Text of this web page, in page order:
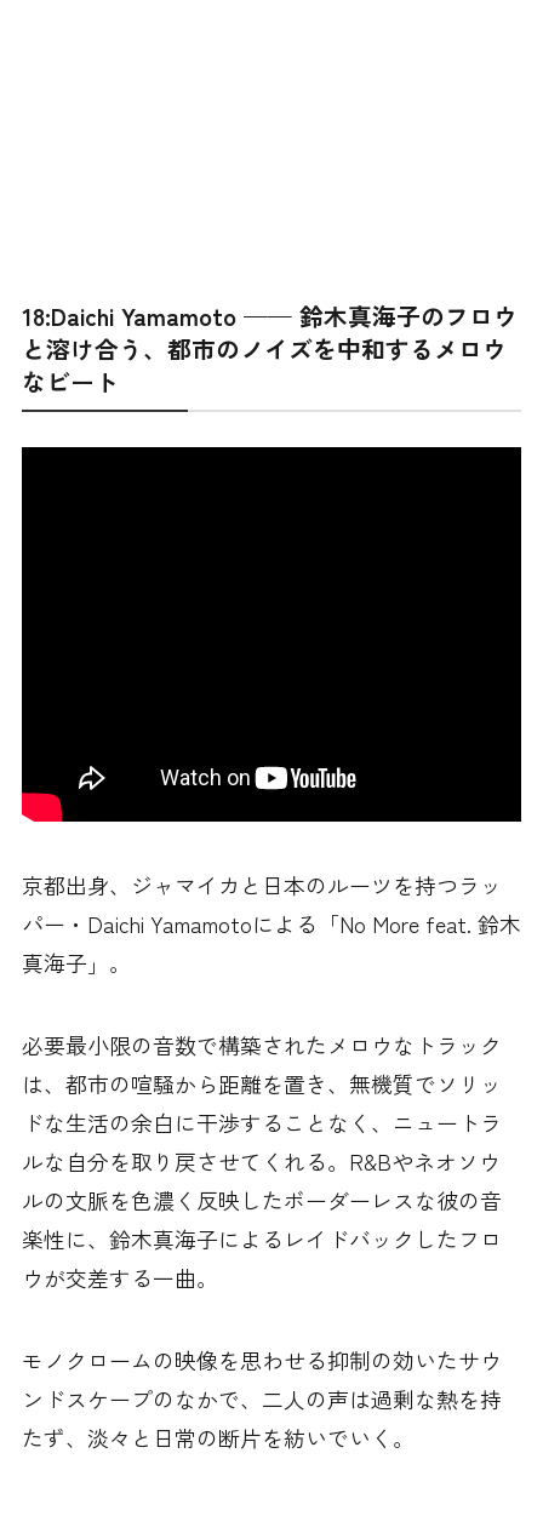
18:Daichi Yamamoto —— 鈴木真海子のフロウ
と溶け合う、都市のノイズを中和するメロウ
なビート
京都出身、ジャマイカと日本のルーツを持つラッ
パー・Daichi Yamamotoによる「No More feat. 鈴木
真海子」。
必要最小限の音数で構築されたメロウなトラック
は、都市の喧騒から距離を置き、無機質でソリッ
ドな生活の余白に干渉することなく、ニュートラ
ルな自分を取り戻させてくれる。R&Bやネオソウ
ルの文脈を色濃く反映したボーダーレスな彼の音
楽性に、鈴木真海子によるレイドバックしたフロ
ウが交差する一曲。
モノクロームの映像を思わせる抑制の効いたサウ
ンドスケープのなかで、二人の声は過剰な熱を持
たず、淡々と日常の断片を紡いでいく。